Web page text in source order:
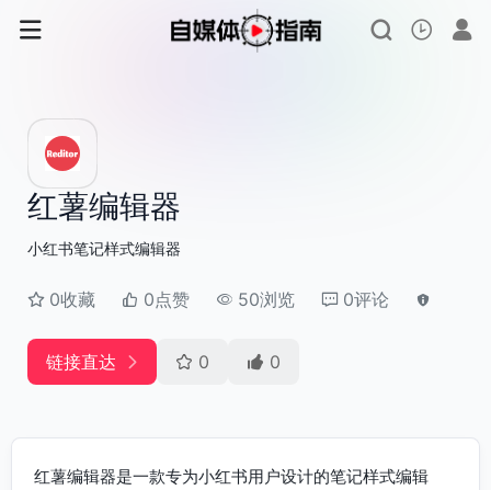
红薯编辑器
小红书笔记样式编辑器
0收藏 0点赞 50浏览 0评论
链接直达 0 0
红薯编辑器是一款专为小红书用户设计的笔记样式编辑